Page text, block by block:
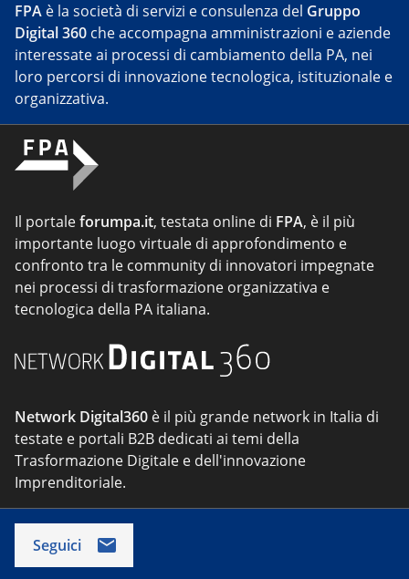
FPA è la società di servizi e consulenza del Gruppo
Digital 360 che accompagna amministrazioni e aziende
interessate ai processi di cambiamento della PA, nei
loro percorsi di innovazione tecnologica, istituzionale e
organizzativa.
Il portaleforumpa.it, testata online di FPA, è il più
importante luogo virtuale di approfondimento e
confronto tra le community di innovatori impegnate
nei processi di trasformazione organizzativa e
tecnologica della PA italiana.
Network Digital360 è il più grande network in Italia di
testate e portali B2B dedicati ai temi della
Trasformazione Digitale e dell'innovazione
Imprenditoriale.
Seguici